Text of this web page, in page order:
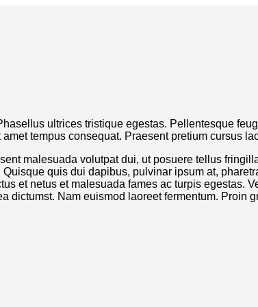
ultrices tristique egestas. Pellentesque
tempus consequat. Praesent pretium cursus
malesuada volutpat dui, ut posuere tellus
quis dui dapibus, pulvinar ipsum at,
et netus et malesuada fames ac turpis egestas.
dictumst. Nam euismod laoreet fermentum. Proin